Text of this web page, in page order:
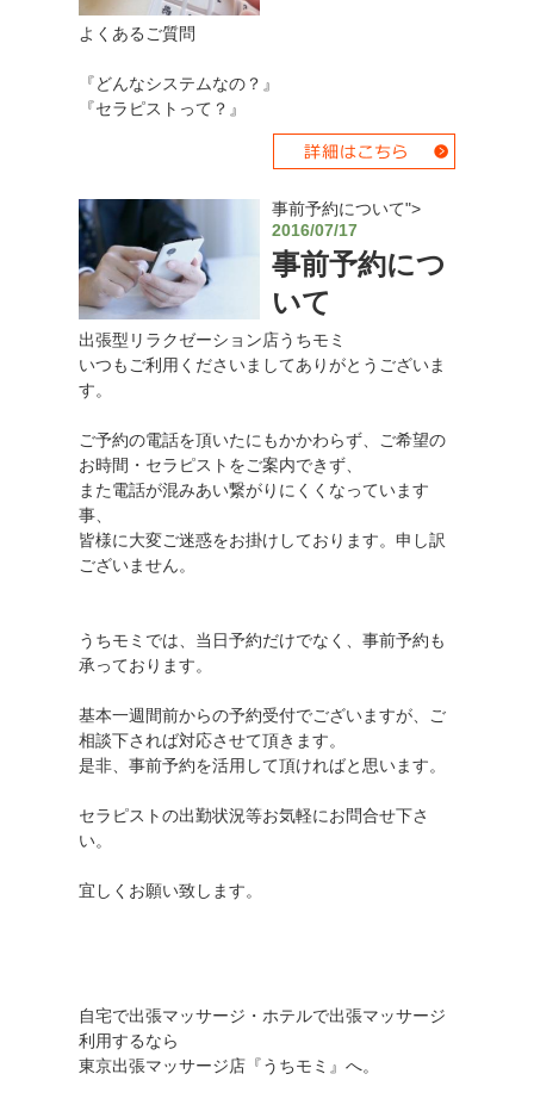
よくあるご質問
『どんなシステムなの？』
『セラピストって？』
事前予約について">
2016/07/17
事前予約につ
いて
出張型リラクゼーション店うちモミ
いつもご利用くださいましてありがとうございま
す。
ご予約の電話を頂いたにもかかわらず、ご希望の
お時間・セラピストをご案内できず、
また電話が混みあい繋がりにくくなっています
事、
皆様に大変ご迷惑をお掛けしております。申し訳
ございません。
うちモミでは、当日予約だけでなく、事前予約も
承っております。
基本一週間前からの予約受付でございますが、ご
相談下されば対応させて頂きます。
是非、事前予約を活用して頂ければと思います。
セラピストの出勤状況等お気軽にお問合せ下さ
い。
宜しくお願い致します。
自宅で出張マッサージ・ホテルで出張マッサージ
利用するなら
東京出張マッサージ店『うちモミ』へ。